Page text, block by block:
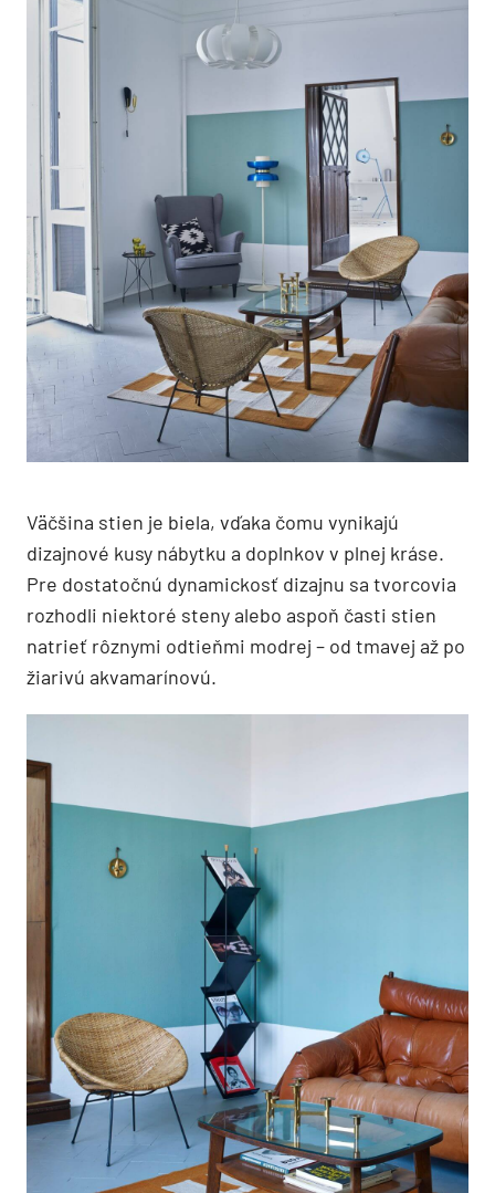
Väčšina stien je biela, vďaka čomu vynikajú
dizajnové kusy nábytku a doplnkov v plnej kráse.
Pre dostatočnú dynamickosť dizajnu sa tvorcovia
rozhodli niektoré steny alebo aspoň časti stien
natrieť rôznymi odtieňmi modrej – od tmavej až po
žiarivú akvamarínovú.